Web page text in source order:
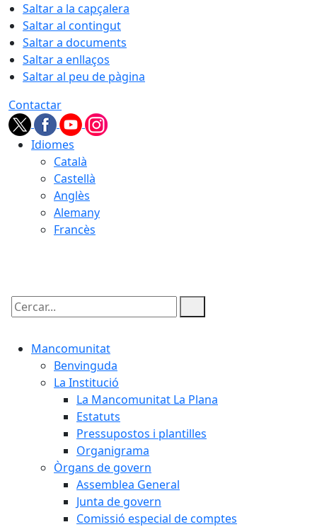
Saltar a la capçalera
Saltar al contingut
Saltar a documents
Saltar a enllaços
Saltar al peu de pàgina
Contactar
Idiomes
Català
Castellà
Anglès
Alemany
Francès
Cercar:
Mancomunitat
Benvinguda
La Institució
La Mancomunitat La Plana
Estatuts
Pressupostos i plantilles
Organigrama
Òrgans de govern
Assemblea General
Junta de govern
Comissió especial de comptes